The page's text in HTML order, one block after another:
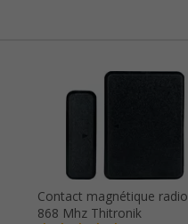
Contact magnétique radio
868 Mhz Thitronik